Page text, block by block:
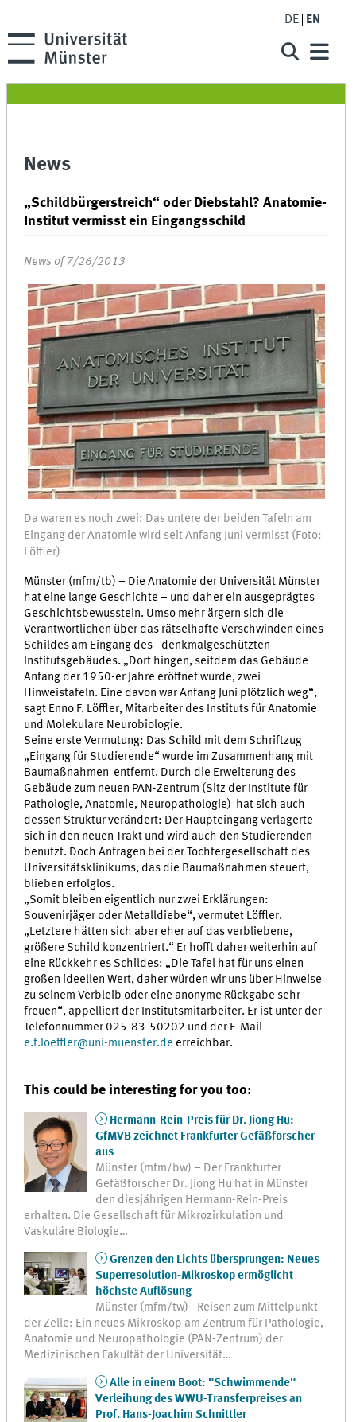
DE EN
News
„Schildbürgerstreich“ oder Diebstahl? Anatomie-
Institut vermisst ein Eingangsschild
News of 7/26/2013
Da waren es noch zwei: Das untere der beiden Tafeln am
Eingang der Anatomie wird seit Anfang Juni vermisst (Foto:
Löffler)
Münster (mfm/tb) – Die Anatomie der Universität Münster
hat eine lange Geschichte – und daher ein ausgeprägtes
Geschichtsbewusstein. Umso mehr ärgern sich die
Verantwortlichen über das rätselhafte Verschwinden eines
Schildes am Eingang des - denkmalgeschützten -
Institutsgebäudes. „Dort hingen, seitdem das Gebäude
Anfang der 1950-er Jahre eröffnet wurde, zwei
Hinweistafeln. Eine davon war Anfang Juni plötzlich weg“,
sagt Enno F. Löffler, Mitarbeiter des Instituts für Anatomie
und Molekulare Neurobiologie.
Seine erste Vermutung: Das Schild mit dem Schriftzug
„Eingang für Studierende“ wurde im Zusammenhang mit
Baumaßnahmen entfernt. Durch die Erweiterung des
Gebäude zum neuen PAN-Zentrum (Sitz der Institute für
Pathologie, Anatomie, Neuropathologie) hat sich auch
dessen Struktur verändert: Der Haupteingang verlagerte
sich in den neuen Trakt und wird auch den Studierenden
benutzt. Doch Anfragen bei der Tochtergesellschaft des
Universitätsklinikums, das die Baumaßnahmen steuert,
blieben erfolglos.
„Somit bleiben eigentlich nur zwei Erklärungen:
Souvenirjäger oder Metalldiebe“, vermutet Löffler.
„Letztere hätten sich aber eher auf das verbliebene,
größere Schild konzentriert.“ Er hofft daher weiterhin auf
eine Rückkehr es Schildes: „Die Tafel hat für uns einen
großen ideellen Wert, daher würden wir uns über Hinweise
zu seinem Verbleib oder eine anonyme Rückgabe sehr
freuen“, appelliert der Institutsmitarbeiter. Er ist unter der
Telefonnummer 025-83-50202 und der E-Mail
e.f.loeffler@uni-muenster.de erreichbar.
This could be interesting for you too:
Hermann-Rein-Preis für Dr. Jiong Hu:
GfMVB zeichnet Frankfurter Gefäßforscher
aus
Münster (mfm/bw) – Der Frankfurter
Gefäßforscher Dr. Jiong Hu hat in Münster
den diesjährigen Hermann-Rein-Preis
erhalten. Die Gesellschaft für Mikrozirkulation und
Vaskuläre Biologie…
Grenzen den Lichts übersprungen: Neues
Superresolution-Mikroskop ermöglicht
höchste Auflösung
Münster (mfm/tw) - Reisen zum Mittelpunkt
der Zelle: Ein neues Mikroskop am Zentrum für Pathologie,
Anatomie und Neuropathologie (PAN-Zentrum) der
Medizinischen Fakultät der Universität…
Alle in einem Boot: "Schwimmende"
Verleihung des WWU-Transferpreises an
Prof. Hans-Joachim Schnittler